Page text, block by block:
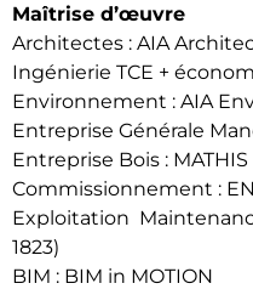
Maîtrise d’œuvre
Architectes : AIA
Ingénierie TCE +
Environnement : AIA
Entreprise Générale
Entreprise Bois : MATHIS
Commissionnement :
Exploitation
1823)
BIM : BIM in MOTION